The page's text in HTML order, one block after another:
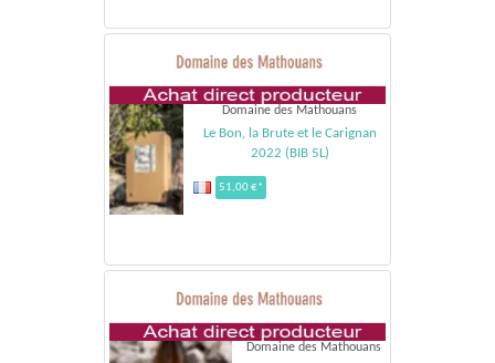
Domaine des Mathouans
Le Bon, la Brute et le Carignan
2022 (BIB 5L)
51,00 €*
Domaine des Mathouans